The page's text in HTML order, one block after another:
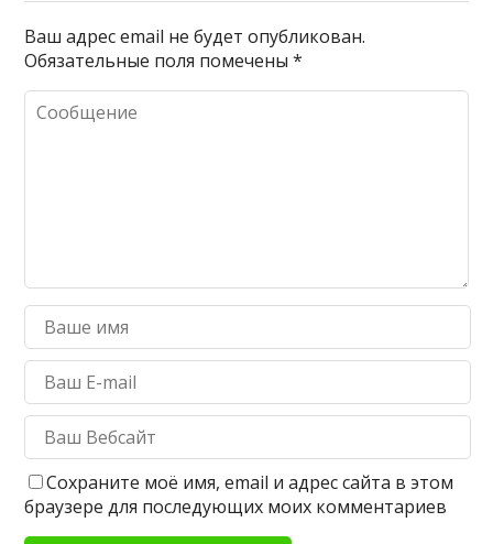
Ваш адрес email не будет опубликован.
Обязательные поля помечены*
Сохраните моё имя, email и адрес сайта в этом
браузере для последующих моих комментариев